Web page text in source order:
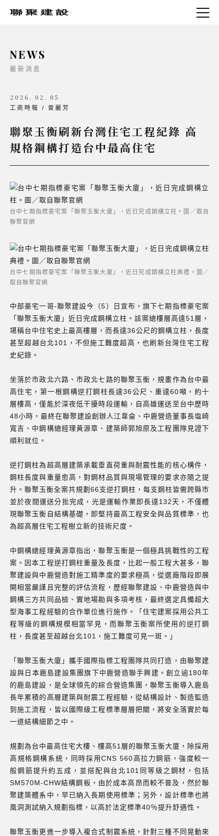
NEWS
最新消息
2026. 02. 05
工商時報 / 曾麗芳
聯聚玉衡刷新台灣住宅工程紀錄 高
規格鋼構打造台中最高住宅
台中七期指標豪宅案「聯聚玉衡大廈」，近日完成鋼構立柱。圖／取自
聯聚官網
台中七期指標豪宅案「聯聚玉衡大廈」，近日完成鋼構立柱典禮。圖／
取自聯聚官網
中部豪宅一哥-聯聚建設今（5）日宣布，旗下七期指標豪宅案
「聯聚玉衡大廈」近日完成鋼構立柱。該案總樓層高達51層，
堪稱台中住宅史上最高樓層，而長達36公尺的鋼構立柱，長度
甚至超越台北101，不但施工難度超高，也刷新台灣住宅工程
史紀錄。
坐落於市政北六路、市政北七路的聯聚玉衡，規畫作為台中最
高住宅，第一根鋼構逆打鋼柱長達36公尺、重達60噸，約十
層樓高，僅能於深夜低干擾時段運輸，自高雄運送至台中歷時
48小時，最終在聯聚建設創辦人江韋侖、中鹿營造董事長塩崎
寬吉、中鋼構總經理黃源章、建築師郭旭原及工程團隊見證下
順利就位。
逆打鋼柱為超高層建築承載垂直荷重與耐震性能的核心構件，
鋼柱長度與重量愈高，對鋼材品質與現場管理的要求亦隨之提
升。聯聚玉衡全案共規劃66支逆打鋼柱，每支鋼柱皆需跨縣市
並於夜間運送分批完成，光是運輸作業即長達132天，不僅體
現聯聚玉衡自結構基礎，即堅持最高工程安全與品質標準，也
為超高層住宅工程樹立新的技術尺度。
中鋼構總經理黃源章指出，聯聚玉衡是一個極具挑戰性的工程
案。因本工程逆打鋼柱重量及長度，比起一般工程大甚多，聯
聚建設與中鹿營造對施工精準度的要求極高，從選廠階段即展
開相當嚴謹且完整的評估流程，歷經聯聚建設、中鹿營造與中
鋼構三方共同品檢、實地場勘與多項考核，最終選定具備超大
型海事工程經驗的合作單位進行施作。「住宅建案採用公共工
程等級的鋼構規模相當罕見，而聯聚玉衡案所使用的逆打鋼
柱，長度甚至超越台北101，施工難度可見一斑。」
「聯聚玉衡大廈」攜手國際指標工程團隊共同打造，由聯聚建
設與日本鹿島建設集團旗下中鹿營造聯手興建。創立逾180年
的鹿島建設，是全球領先的綜合營造集團，聯聚玉衡導入鹿島
長年累積的高層建築與耐震工程經驗，從結構設計、製造監造
到施工流程，皆以國際級工程標準層層把關，將安全落實於每
一道結構細節之中。
規劃為台中最高住宅大樓、樓高51層的聯聚玉衡大廈，除採用
高規格鋼構系統，同時採用CNS 560高拉力鋼筋，強度較一
般鋼筋提升約五成，並搭配與台北101同等級之鋼材，包括
SM570M-CHW結構鋼板，由於成本高昂而較不普及，然於聯
聚建築體系中，早已納入長期使用標準；另外，設計標準也將
風洞測試納入規劃指標，以高於法定標準40％提升舒適性。
聯聚玉衡更進一步導入複合式制震系統，針對三種不同晃動來